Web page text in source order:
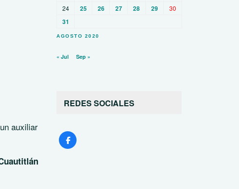
auxiliar
AGOSTO 2020
24
25 26 27 28 29 30
31
« Jul Sep »
REDES SOCIALES